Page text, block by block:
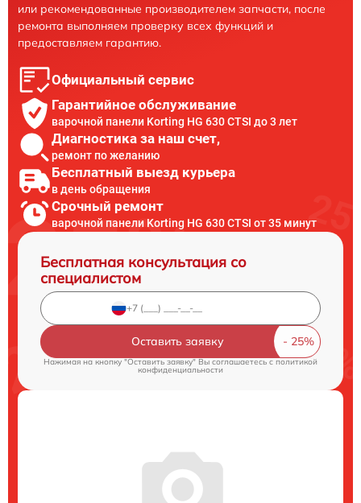
или рекомендованные производителем запчасти, после
ремонта выполняем проверку всех функций и
предоставляем гарантию.
Официальный сервис
Гарантийное обслуживание
варочной панели Korting HG 630 CTSI до 3 лет
Диагностика за наш счет,
ремонт по желанию
Бесплатный выезд курьера
в день обращения
Срочный ремонт
варочной панели Korting HG 630 CTSI от 35 минут
Бесплатная консультация со
специалистом
Оставить заявку
Нажимая на кнопку "Оставить заявку" Вы соглашаетесь cполитикой
конфиденциальности